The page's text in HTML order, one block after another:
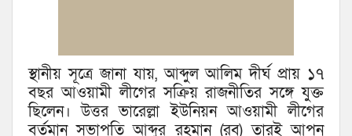
স্থানীয় সূত্রে জানা যায়, আব্দুল আলিম দীর্ঘ প্রায় ১৭
বছর আওয়ামী লীগের সক্রিয় রাজনীতির সঙ্গে যুক্ত
ছিলেন। উত্তর ভারেল্লা ইউনিয়ন আওয়ামী লীগের
বর্তমান সভাপতি আব্দুর রহমান (রব) তারই আপন